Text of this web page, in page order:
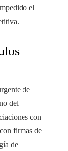
el
de
del
con
firmas de
de